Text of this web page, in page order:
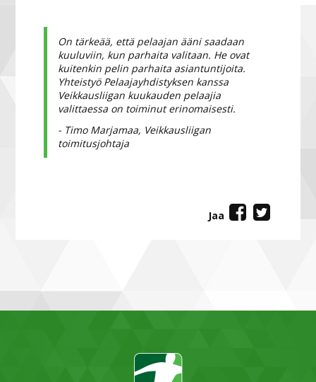
On tärkeää, että pelaajan ääni saadaan
kuuluviin, kun parhaita valitaan. He ovat
kuitenkin pelin parhaita asiantuntijoita.
Yhteistyö Pelaajayhdistyksen kanssa
Veikkausliigan kuukauden pelaajia
valittaessa on toiminut erinomaisesti.
- Timo Marjamaa, Veikkausliigan
toimitusjohtaja
Jaa